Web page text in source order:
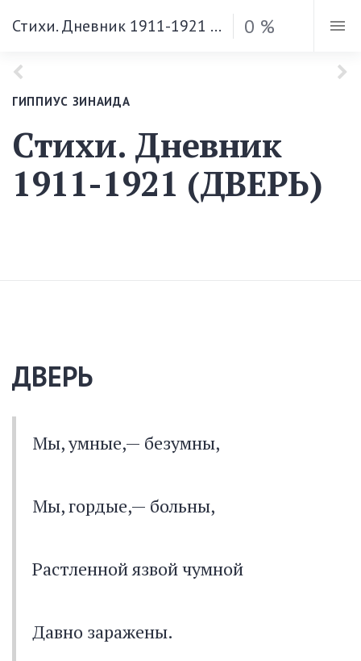
Стихи. Дневник 1911-1921 (ДВЕРЬ) 0 %
ГИППИУС ЗИНАИДА
Стихи. Дневник
1911-1921 (ДВЕРЬ)
ДВЕРЬ
Мы, умные,— безумны,
Мы, гордые,— больны,
Растленной язвой чумной
Давно заражены.